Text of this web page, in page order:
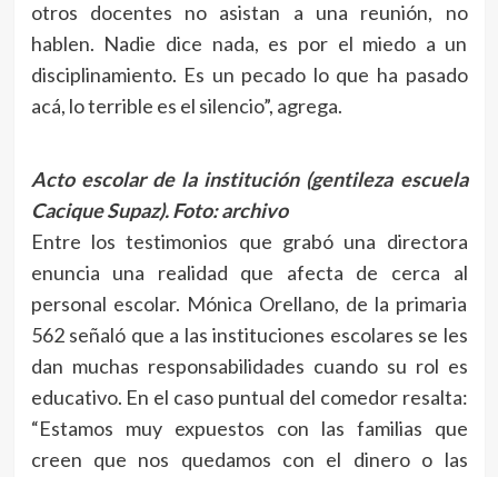
otros docentes no asistan a una reunión, no
hablen. Nadie dice nada, es por el miedo a un
disciplinamiento. Es un pecado lo que ha pasado
acá, lo terrible es el silencio”, agrega.
Acto escolar de la institución (gentileza escuela
Cacique Supaz).Foto: archivo
Entre los testimonios que grabó una directora
enuncia una realidad que afecta de cerca al
personal escolar. Mónica Orellano, de la primaria
562 señaló que a las instituciones escolares se les
dan muchas responsabilidades cuando su rol es
educativo. En el caso puntual del comedor resalta:
“Estamos muy expuestos con las familias que
creen que nos quedamos con el dinero o las